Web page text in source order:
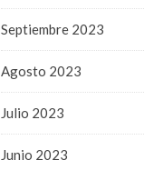
Septiembre 2023
Agosto 2023
Julio 2023
Junio 2023